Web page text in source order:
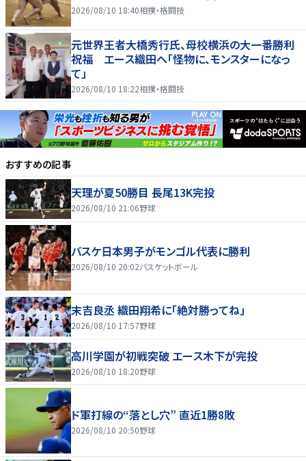
2026/08/10 18:40相撲・格闘技
元世界王者大橋秀行氏、母校横浜の大一番勝利
祝福 エース織田へ「怪物に、モンスターになっ
て」
2026/08/10 18:22相撲・格闘技
おすすめの記事
天理が夏50勝目 長尾13K完投
2026/08/10 21:06野球
バスケ日本男子がモンゴル代表に勝利
2026/08/10 20:02バスケットボール
末吉良丞 織田翔希に「絶対勝ってね」
2026/08/10 17:57野球
高川学園が初戦突破 エース木下が完投
2026/08/10 18:20野球
ド軍打線の“落とし穴” 直近1勝8敗
2026/08/10 20:50野球